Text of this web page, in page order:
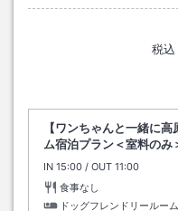
税込
【ワンちゃんと一緒に
ム宿泊プラン＜室料のみ
IN チェックイン
15:00 / OUT チェックアウト
11:00
食事なし
ドッグフレンドリールー